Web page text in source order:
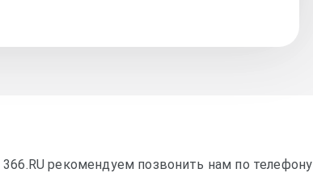
рекомендуем позвонить нам по телефону